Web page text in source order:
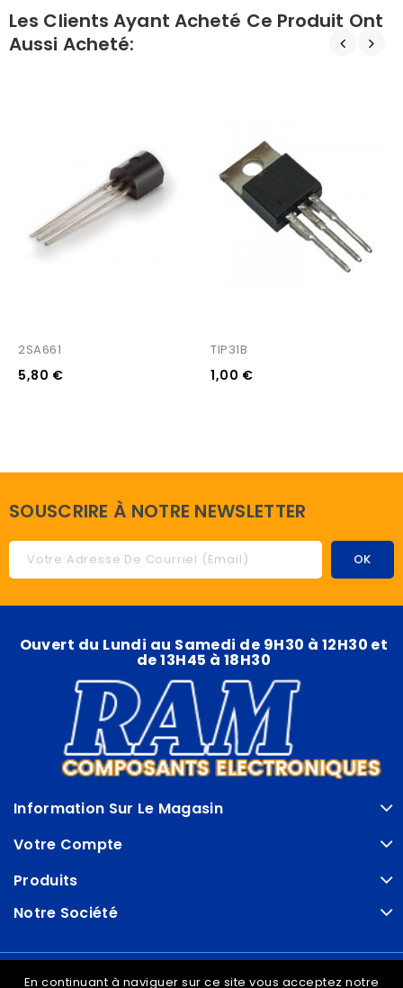
Les Clients Ayant Acheté Ce Produit Ont
Aussi Acheté:
2SA661
5,80 €
TIP31B
1,00 €
SOUSCRIRE À NOTRE NEWSLETTER
Ouvert du Lundi au Samedi de 9H30 à 12H30 et
de 13H45 à 18H30
Information Sur Le Magasin
Votre Compte
Produits
Notre Société
© VDRAM - 2026
En continuant à naviguer sur ce site vous acceptez notre